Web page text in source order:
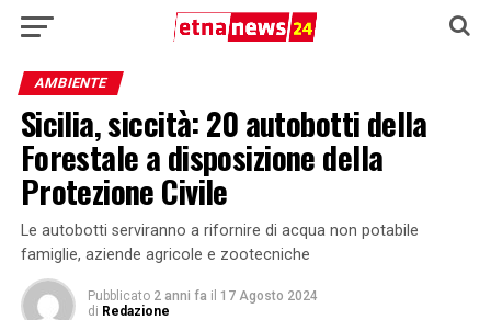
AMBIENTE
Sicilia, siccità: 20 autobotti della
Forestale a disposizione della
Protezione Civile
Le autobotti serviranno a rifornire di acqua non potabile
famiglie, aziende agricole e zootecniche
Pubblicato 2 anni fa il 17 Agosto 2024
di Redazione